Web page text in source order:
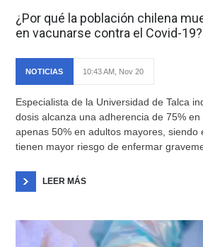
¿Por qué la población chilena
en vacunarse contra el Covid-19?
NOTICIAS 10:43 AM, Nov 20
Especialista de la Universidad de Talca
dosis alcanza una adherencia de 75%
apenas 50% en adultos mayores, siendo
tienen mayor riesgo de enfermar
LEER MÁS